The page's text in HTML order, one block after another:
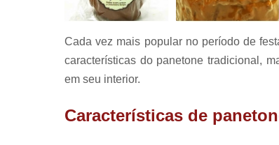
Cada vez mais popular no período de
características do panetone tradicional,
em seu interior.
Características de